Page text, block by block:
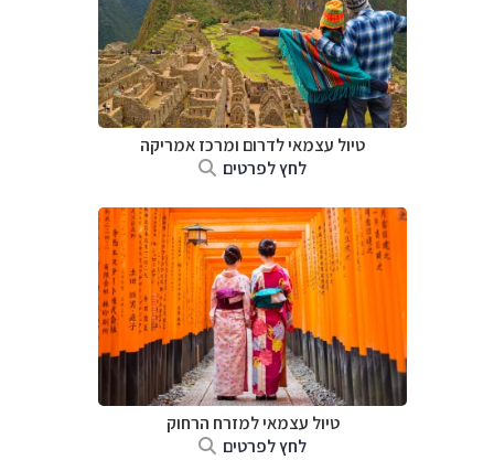
טיול עצמאי לדרום ומרכז אמריקה
לחץ לפרטים
טיול עצמאי למזרח הרחוק
לחץ לפרטים